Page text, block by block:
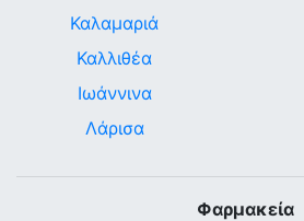
Καλαμαριά
Καλλιθέα
Ιωάννινα
Λάρισα
Φαρμακεία